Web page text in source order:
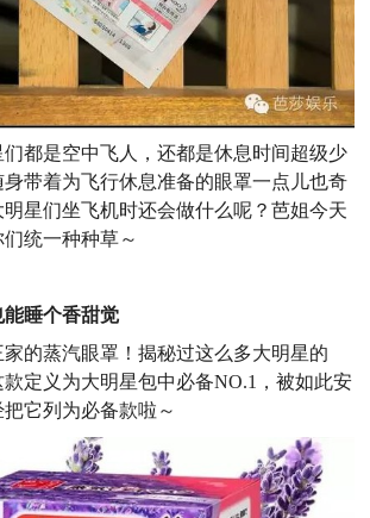
都是空中飞人，还都是休息时间超级少
带着为飞行休息准备的眼罩一点儿也奇
星们坐飞机时还会做什么呢？芭姐今天
统一种种草～
睡个香甜觉
的蒸汽眼罩！揭秘过这么多大明星的
定义为大明星包中必备NO.1，被如此安
它列为必备款啦～